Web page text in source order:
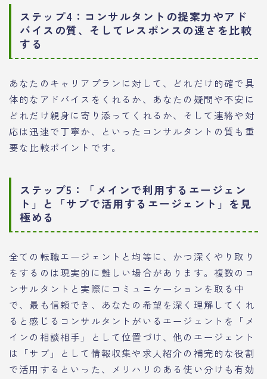
ステップ4：コンサルタントの提案力やアド
バイスの質、そしてレスポンスの速さを比較
する
あなたのキャリアプランに対して、どれだけ的確で具
体的なアドバイスをくれるか、あなたの疑問や不安に
どれだけ親身に寄り添ってくれるか、そして連絡や対
応は迅速で丁寧か、といったコンサルタントの質も重
要な比較ポイントです。
ステップ5：「メインで利用するエージェン
ト」と「サブで活用するエージェント」を見
極める
全ての転職エージェントと均等に、かつ深くやり取り
をするのは現実的に難しい場合があります。複数のコ
ンサルタントと実際にコミュニケーションを取る中
で、最も信頼でき、あなたの希望を深く理解してくれ
ると感じるコンサルタントがいるエージェントを「メ
インの相談相手」として位置づけ、他のエージェント
は「サブ」として情報収集や求人紹介の補完的な役割
で活用するといった、メリハリのある使い分けも有効